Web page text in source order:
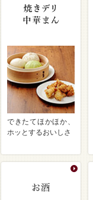
できたてほかほか、
ホッとするおいしさ